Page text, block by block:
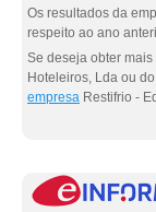
Os resultados da
respeito ao ano
Se deseja obter
Hoteleiros, Lda ou
empresa Restifrio -